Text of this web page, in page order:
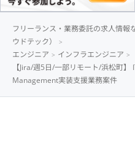
フリーランス・業務委託の求人情報
ウドテック）
エンジニア
インフラエンジニア
【Jira/週5日/一部リモート/浜松町
Management実装支援業務案件